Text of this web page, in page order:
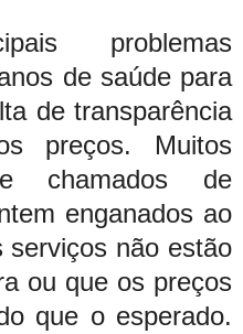
problemas
de saúde para
de transparência
preços. Muitos
chamados de
enganados ao
serviços não estão
ou que os preços
que o esperado.